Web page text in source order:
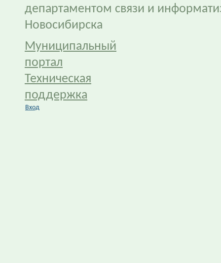
департаментом связи и
Новосибирска
Муниципальный
портал
Техническая
поддержка
Вход